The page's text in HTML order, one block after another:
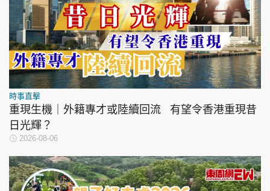
時事直擊
重現生機｜外籍專才或陸續回流 有望令香港重現昔
日光輝？
2026-08-06